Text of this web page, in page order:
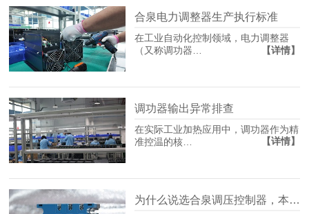
合泉电力调整器生产执行标准
在工业自动化控制领域，电力调整器
（又称调功器…
【详情】
调功器输出异常排查
在实际工业加热应用中，调功器作为精
准控温的核…
【详情】
为什么说选合泉调压控制器，本质是在选生产保险？